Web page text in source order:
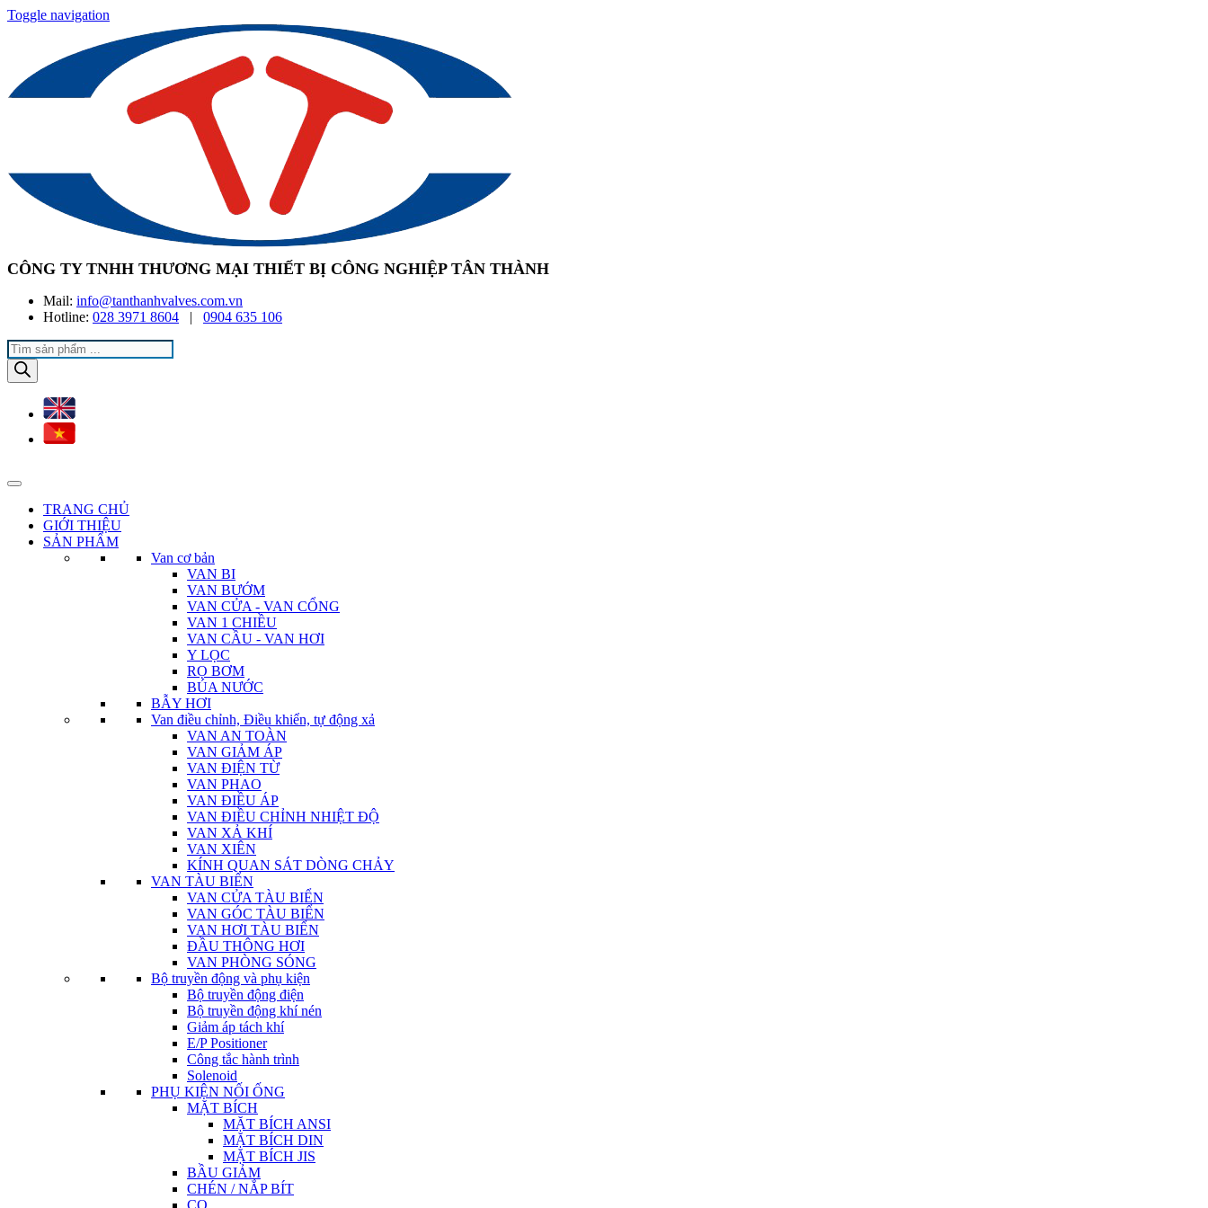
Toggle navigation
CÔNG TY TNHH THƯƠNG MẠI THIẾT BỊ CÔNG NGHIỆP TÂN THÀNH
Mail: info@tanthanhvalves.com.vn
Hotline: 028 3971 8604 | 0904 635 106
Products
search
TRANG CHỦ
GIỚI THIỆU
SẢN PHẨM
Van cơ bản
VAN BI
VAN BƯỚM
VAN CỬA - VAN CỔNG
VAN 1 CHIỀU
VAN CẦU - VAN HƠI
Y LỌC
RỌ BƠM
BÚA NƯỚC
BẪY HƠI
Van điều chỉnh, Điều khiển, tự động xả
VAN AN TOÀN
VAN GIẢM ÁP
VAN ĐIỆN TỪ
VAN PHAO
VAN ĐIỀU ÁP
VAN ĐIỀU CHỈNH NHIỆT ĐỘ
VAN XẢ KHÍ
VAN XIÊN
KÍNH QUAN SÁT DÒNG CHẢY
VAN TÀU BIỂN
VAN CỬA TÀU BIỂN
VAN GÓC TÀU BIỂN
VAN HƠI TÀU BIỂN
ĐẦU THÔNG HƠI
VAN PHÒNG SÓNG
Bộ truyền động và phụ kiện
Bộ truyền động điện
Bộ truyền động khí nén
Giảm áp tách khí
E/P Positioner
Công tắc hành trình
Solenoid
PHỤ KIỆN NỐI ỐNG
MẶT BÍCH
MẶT BÍCH ANSI
MẶT BÍCH DIN
MẶT BÍCH JIS
BẦU GIẢM
CHÉN / NẮP BÍT
CO